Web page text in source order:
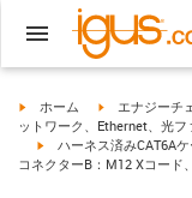
igus-icon-arrow-right
ホーム igus-icon-
エナジーチ
ットワーク、Ethernet、光
igus-icon-arrow-right
ハーネス済みCAT6A
コネクターB：M12 Xコード